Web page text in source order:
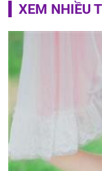
XEM NHIỀU